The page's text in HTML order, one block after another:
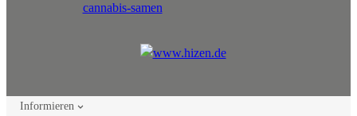
Informieren